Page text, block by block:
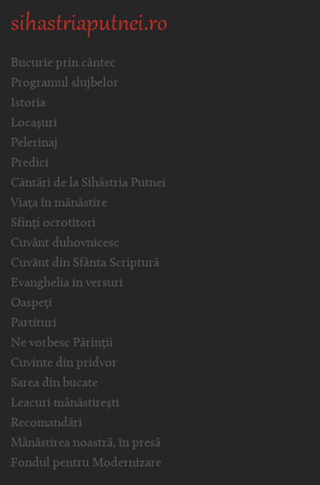
sihastriaputnei.ro
Bucurie prin cântec
Programul slujbelor
Istoria
Locașuri
Pelerinaj
Predici
Cântări de la Sihăstria Putnei
Viața în mănăstire
Sfinți ocrotitori
Cuvânt duhovnicesc
Cuvânt din Sfânta Scriptură
Evanghelia in versuri
Oaspeți
Partituri
Ne vorbesc Părinții
Cuvinte din pridvor
Sarea din bucate
Leacuri mănăstirești
Recomandări
Mănăstirea noastră, în presă
Fondul pentru Modernizare